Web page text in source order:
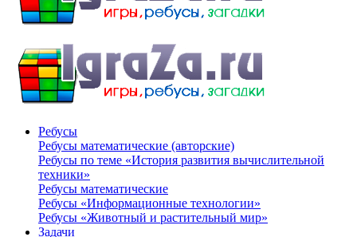
Ребусы
Ребусы математические (авторские)
Ребусы по теме «История развития вычислительной
техники»
Ребусы математические
Ребусы «Информационные технологии»
Ребусы «Животный и растительный мир»
Задачи